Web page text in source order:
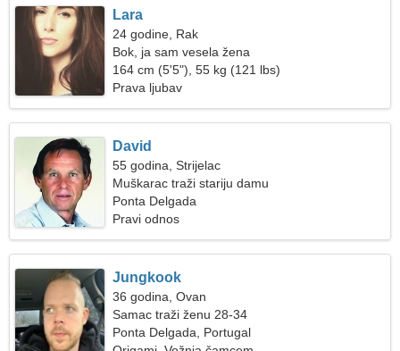
Lara
24 godine, Rak
Bok, ja sam vesela žena
164 cm (5'5"), 55 kg (121 lbs)
Prava ljubav
David
55 godina, Strijelac
Muškarac traži stariju damu
Ponta Delgada
Pravi odnos
Jungkook
36 godina, Ovan
Samac traži ženu 28-34
Ponta Delgada, Portugal